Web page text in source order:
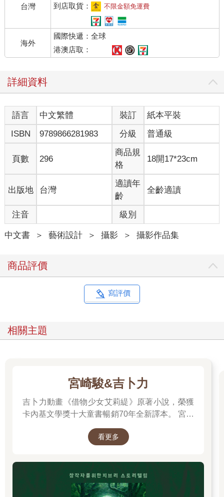
才知道。
父親的木訥和嚴厲，使家裡籠罩著一層高壓的氣氛，每個孩子在
家裡都無法把自己的感情傾吐出來，彼此很少溝通，大家都是悶
著地一日日長大起來。而我，是家中性情最烈的，不像兄弟姊妹
那般，以溫馴聽命的態度來盡子女的本分。我會表示不滿、抗
議，甚至以逃學、離家出走來抗拒自己的不幸命運。
只有以每個人都有的本能——哭，來表示抗議。
我的愛哭是極為出名的，連附近鄰居都怕了我。我動不動就哭，
而且只要嗓門一開，就沒有人勸得了，只有在我哭夠了，覺得已
經把家裡搞得雞犬不寧時，我才會甘願地打住。而那時，我通常
是筋疲力盡，喉嚨都哭啞失聲，就地一癱就累極睡倒了。
在那些無理取鬧的哭陣中，我那已經被掃把竹條鞭笞過的手腿，
會再加上很多條傷痕。但不論父母怎麼嚇我，或再加打幾頓，我
都不會妥協，繼續哭，哭到大人們束手無策，反而會擔心我哭傷
了。那時，媽媽或者祖母會塞些我平常最喜歡吃的糖果或想了很
久的一支蠟筆，希望我收住哭聲。儘管這些東西都得存上一兩個
禮拜的零用錢才買得起，但我都會把它們扔得遠遠的。我記得，
自己那時的脾氣真是人鬼都怕。
我的愛哭，被親戚們認為是極沒出息的表現；叔伯在教訓堂兄弟
姊妹們時，都會引我的例子為戒：「像阿忠那款，你一世人就完
了！」
很得意地認為：唯獨我有能力搞得大家都頭痛。
那種哭，是需要極大技巧和毅力的，動不動就長達兩、三小時，
哄不住，也就不再嚇唬或施小惠了。於是，我往往會落得既可憐
又可笑，獨自在角落裡，從轟轟烈烈的嚎啕變成有氣無力的嗚
沒被打敗。
我把每一場哭都當成突擊戰，一怨怒就向家人放冷箭。然而，有
始，我就往地上一坐，拒吃晚飯、拉開嗓門。媽媽在全家大小都
下了飯桌之後，把我的碗筷留著，將剩菜撥到另一只小碗裡，無
可奈何地向靠在門檻旁的我說：「哭餓了，就自己來吃吧！」
夜色急遽地冷清而深沉，家裡大小一個個洗過澡，準備上床睡覺
爸爸盯著我，搖搖頭，嘆了一口極為失望的氣，丟下一句：「現
世（丟臉）！」姊姊用腳尖碰碰我，使眼色叫我作罷；妹妹掂著
過；弟弟們有的不明究理，有的對我做鬼臉。
我依舊哭我的，不顧一切。不多久，寢室的鼾聲開始響起；月亮
漸高，映在地上的窗框影子，由斜長逐漸縮短。餐桌上的我那份
台灣
到店取貨：
不限金額免運費
海外
國際快遞：全球
港澳店取：
詳細資料
語言 中文繁體 裝訂
紙本平裝
ISBN
9789866281983 分級 普通級
頁數 296
商品規
格
18開17*23cm
出版地 台灣
適讀年
齡
全齡適讀
注音 級別
中文書 ＞ 藝術設計 ＞ 攝影 ＞ 攝影作品集
商品評價
寫評價
相關主題
宮崎駿&吉卜力
吉卜力動畫《借物少女艾莉緹》原著小說，榮獲
卡內基文學獎十大童書暢銷70年全新譯本。 宮崎
樣，過著不穩定的生活……我們是借住在這個世
看更多